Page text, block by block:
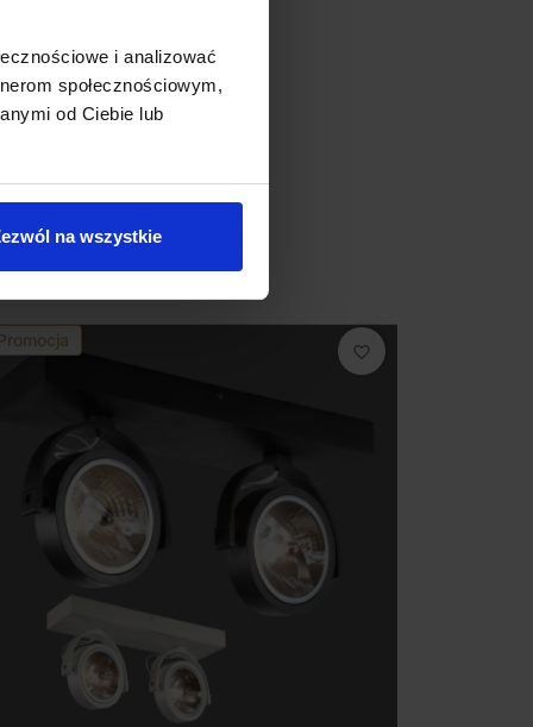
i analizować
społecznościowym,
od Ciebie lub
na wszystkie
favorite_border